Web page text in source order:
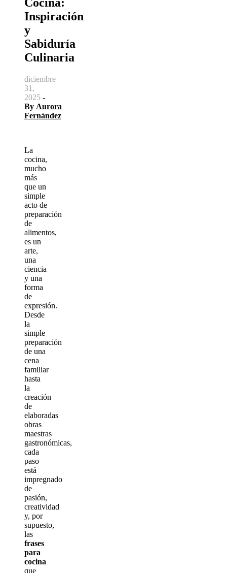
Inspiración
y
Sabiduría
Culinaria
diciembre
31,
2025 -
By Aurora
Fernández
La
cocina,
mucho
más
que un
simple
acto de
preparación
de
alimentos,
es un
arte,
una
ciencia
y una
forma
de
expresión.
Desde
la
simple
preparación
de una
cena
familiar
hasta
la
creación
de
elaboradas
obras
maestras
gastronómicas,
cada
paso
está
impregnado
de
pasión,
creatividad
y, por
supuesto,
las
frases
para
cocina
que